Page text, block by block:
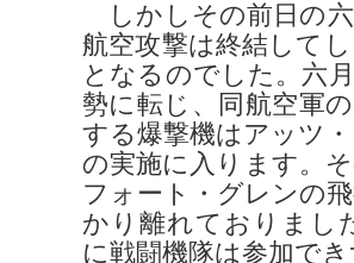
しかしその前日の
航空攻撃は終結して
となるのでした。六
勢に転じ、同航空軍
する爆撃機はアッツ
の実施に入ります。
フォート・グレンの
かり離れておりまし
に戦闘機隊は参加で